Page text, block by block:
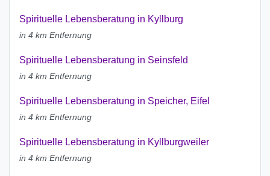
Spirituelle Lebensberatung in Kyllburg
in 4 km Entfernung
Spirituelle Lebensberatung in Seinsfeld
in 4 km Entfernung
Spirituelle Lebensberatung in Speicher, Eifel
in 4 km Entfernung
Spirituelle Lebensberatung in Kyllburgweiler
in 4 km Entfernung